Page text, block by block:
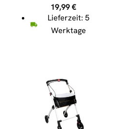
19,99€
Lieferzeit: 5
Werktage